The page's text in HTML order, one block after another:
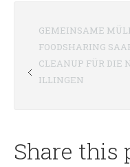
GEMEINSAME
FOODSHARING
CLEANUP FÜR DIE
ILLINGEN
Share this